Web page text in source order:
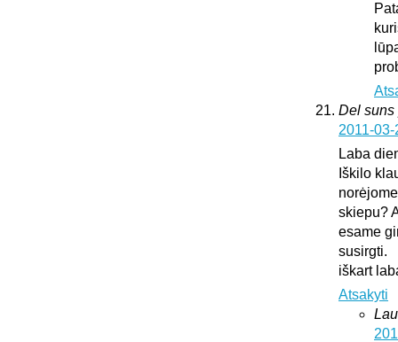
Del suns
2011-
Laba
Iškilo
skiepu?
esame
susirgti.
iškart
Atsakyti